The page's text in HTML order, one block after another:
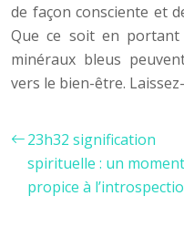
de façon consciente et
Que ce soit en
minéraux bleus
vers le bien-être.
23h32 signification
spirituelle : un moment
propice à